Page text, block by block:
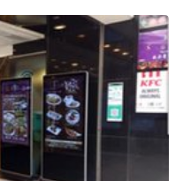
artistico
Ufficio
Acquista
Condividi